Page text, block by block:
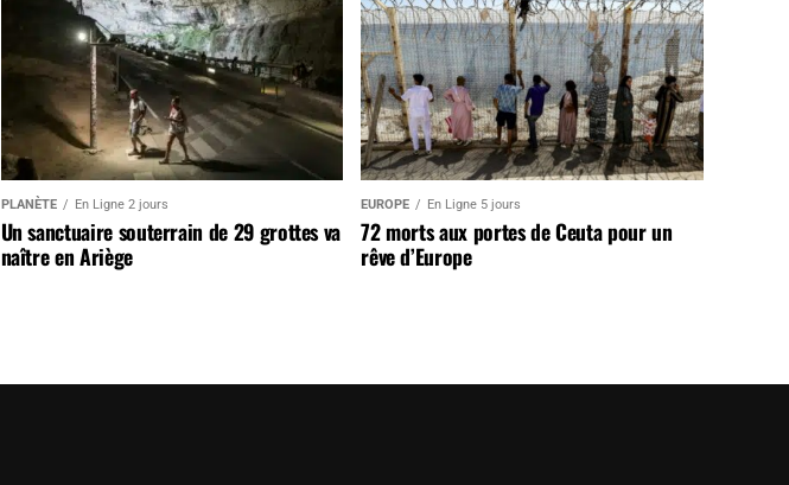
PLANÈTE En Ligne 2 jours
Un sanctuaire souterrain de 29 grottes va
naître en Ariège
EUROPE En Ligne 5 jours
72 morts aux portes de Ceuta pour un
rêve d’Europe